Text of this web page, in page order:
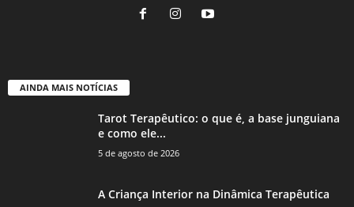
AINDA MAIS NOTÍCIAS
Tarot Terapêutico: o que é, a base junguiana
e como ele...
5 de agosto de 2026
A Criança Interior na Dinâmica Terapêutica